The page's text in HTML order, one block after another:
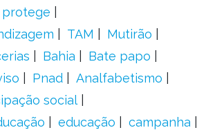
protege
TAM
Mutirão
Bahia
Bate papo
Pnad
Analfabetismo
social
educação
campanha